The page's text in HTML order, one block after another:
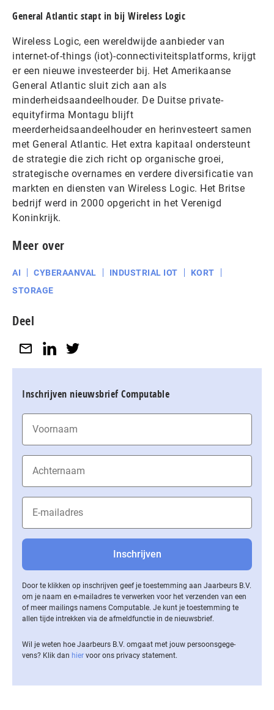
General Atlantic stapt in bij Wireless Logic
Wireless Logic, een wereldwijde aanbieder van
internet-of-things (iot)-connectiviteitsplatforms, krijgt
er een nieuwe investeerder bij. Het Amerikaanse
General Atlantic sluit zich aan als
minderheidsaandeelhouder. De Duitse private-
equityfirma Montagu blijft
meerderheidsaandeelhouder en herinvesteert samen
met General Atlantic. Het extra kapitaal ondersteunt
de strategie die zich richt op organische groei,
strategische overnames en verdere diversificatie van
markten en diensten van Wireless Logic. Het Britse
bedrijf werd in 2000 opgericht in het Verenigd
Koninkrijk.
Meer over
AI CYBERAANVAL INDUSTRIAL IOT
KORT
STORAGE
Deel
Inschrijven nieuwsbrief Computable
Door te klikken op inschrijven geef je toestemming aan Jaarbeurs B.V.
om je naam en e-mailadres te verwerken voor het verzenden van een
of meer mailings namens Computable. Je kunt je toestemming te
allen tijde intrekken via de af­meld­func­tie in de nieuwsbrief.
Wil je weten hoe Jaarbeurs B.V. omgaat met jouw per­soons­ge­ge­
vens? Klik dan hier voor ons privacy statement.